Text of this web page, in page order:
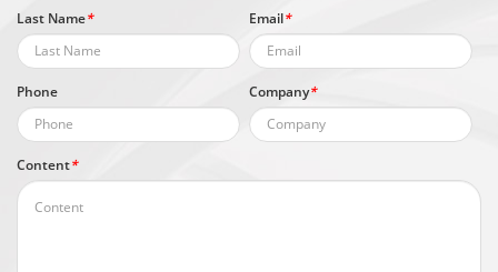
Last Name* Email*
Phone Company*
Content*